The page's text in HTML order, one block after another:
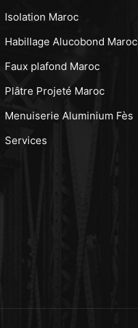
Isolation Maroc
Habillage Alucobond Maroc
Faux plafond Maroc
Plâtre Projeté Maroc
Menuiserie Aluminium Fès
Services